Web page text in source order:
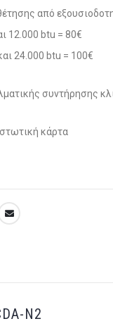
από
12.000 btu = 80€
24.000 btu = 100€
συντήρησης
κάρτα
N2